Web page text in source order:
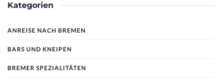
Kategorien
ANREISE NACH BREMEN
BARS UND KNEIPEN
BREMER SPEZIALITÄTEN